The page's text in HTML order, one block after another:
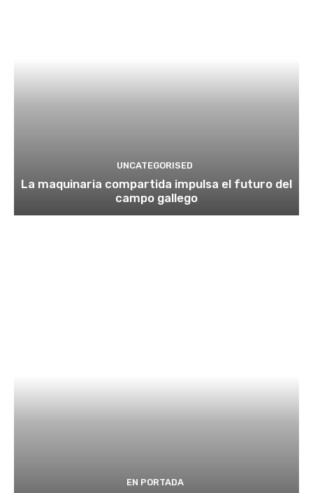
UNCATEGORISED
La maquinaria compartida impulsa el futuro del
campo gallego
EN PORTADA